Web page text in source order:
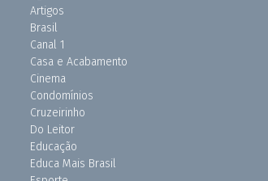
Artigos
Brasil
Canal 1
Casa e Acabamento
Cinema
Condomínios
Cruzeirinho
Do Leitor
Educação
Educa Mais Brasil